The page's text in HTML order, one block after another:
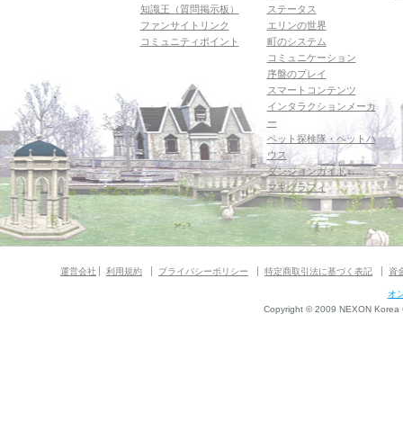
知識王（質問掲示板）
ファンサイトリンク
コミュニティポイント
ステータス
エリンの世界
町のシステム
コミュニケーション
序盤のプレイ
スマートコンテンツ
インタラクションメーカ
ー
ペット探検隊・ペットハ
ウス
ダンジョンガイド
マギグラフィ
運営会社 利用規約 プライバシーポリシー 特定商取引法に基づく表記 資
オ
Copyright © 2009 NEXON Korea